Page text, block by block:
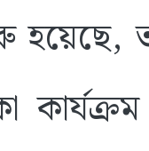
হয়েছে,